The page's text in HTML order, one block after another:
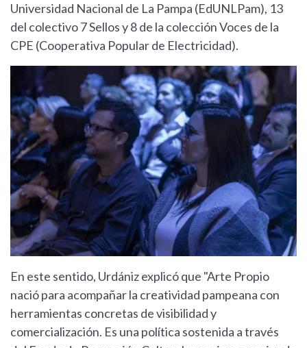
Universidad Nacional de La Pampa (EdUNLPam), 13
del colectivo 7 Sellos y 8 de la colección Voces de la
CPE (Cooperativa Popular de Electricidad).
En este sentido, Urdániz explicó que "Arte Propio
nació para acompañar la creatividad pampeana con
herramientas concretas de visibilidad y
comercialización. Es una política sostenida a través